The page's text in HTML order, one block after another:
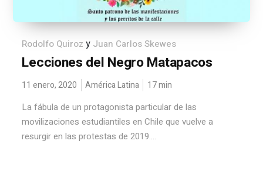
Rodolfo Quiroz y Juan Carlos Skewes
Lecciones del Negro Matapacos
11 enero, 2020 América Latina 17min
La fábula de un protagonista particular de las
movilizaciones estudiantiles en Chile que vuelve a
resurgir en las protestas de 2019....